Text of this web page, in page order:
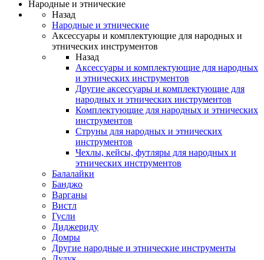
Народные и этнические
Назад
Народные и этнические
Аксессуары и комплектующие для народных и
этнических инструментов
Назад
Аксессуары и комплектующие для народных
и этнических инструментов
Другие аксессуары и комплектующие для
народных и этнических инструментов
Комплектующие для народных и этнических
инструментов
Струны для народных и этнических
инструментов
Чехлы, кейсы, футляры для народных и
этнических инструментов
Балалайки
Банджо
Варганы
Вистл
Гусли
Диджериду
Домры
Другие народные и этнические инструменты